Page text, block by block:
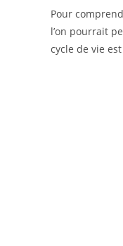
Pour
l’on pourrait
cycle de vie